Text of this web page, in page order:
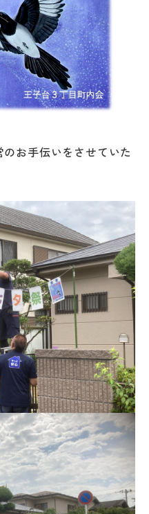
お手伝いをさせていた